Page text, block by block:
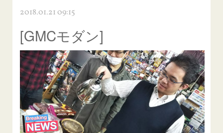
2018.01.21 09:15
[GMCモダン]